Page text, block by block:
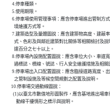
          4.停車種類。
          5.使用期限。
6.停車場使用管理事項：應含停車場進出管制
            境維護方式等。
7.建築造型及量體圖說：應含建築物高度、建
式、色彩及與鄰近建築對比關係等相關檢討
            達百分之七十以上。
8.停車場內設施配置圖說：應含車位大小、車
通標誌、標線、號誌、行人安全維護措施及相
9.停車場出入口配置圖說：應含臨接道路寬度
            之管制設施及等候空間規劃之配置及說明。
         10.停車場交通動線圖說：
(1)以臺北市數值地形圖製作，應含基地進出
              動線干擾情形之標示與說明。